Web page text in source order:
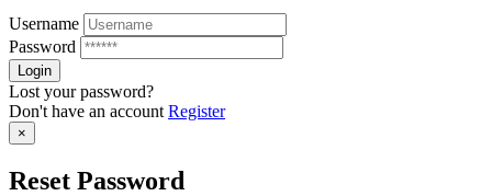
Username
Password
Lost your password?
Don't have an account Register
×
Reset Password